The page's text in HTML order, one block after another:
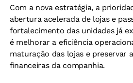
Com a nova estratégia, a
abertura acelerada de lojas e
fortalecimento das unidades já
é melhorar a eficiência
maturação das lojas e preservar
financeiras da companhia.